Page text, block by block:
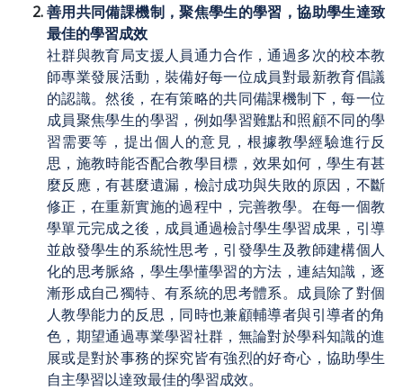
善用共同備課機制，聚焦學生的學習，協助學生達致
最佳的學習成效
社群與教育局支援人員通力合作，通過多次的校本教
師專業發展活動，裝備好每一位成員對最新教育倡議
的認識。然後，在有策略的共同備課機制下，每一位
成員聚焦學生的學習，例如學習難點和照顧不同的學
習需要等，提出個人的意見，根據教學經驗進行反
思，施教時能否配合教學目標，效果如何，學生有甚
麼反應，有甚麼遺漏，檢討成功與失敗的原因，不斷
修正，在重新實施的過程中，完善教學。在每一個教
學單元完成之後，成員通過檢討學生學習成果，引導
並啟發學生的系統性思考，引發學生及教師建構個人
化的思考脈絡，學生學懂學習的方法，連結知識，逐
漸形成自己獨特、有系統的思考體系。成員除了對個
人教學能力的反思，同時也兼顧輔導者與引導者的角
色，期望通過專業學習社群，無論對於學科知識的進
展或是對於事務的探究皆有強烈的好奇心，協助學生
自主學習以達致最佳的學習成效。